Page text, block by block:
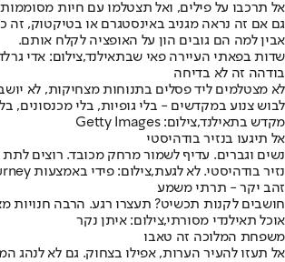
אל תרכבו על פילים, ואל תצטלמו עם חיות מסוממות
גם אם זה נראה מגניב באינסטגרם או בטיקטוק,
אבין למה הם גובים הון על האופציה לקלח אותם.
שדות בפאתי העיירה פאי שבתאילנד,צילום: אדי
בודהה זה לא בדיחה
לבוש צנוע במקדשים - בלי גופיות, בלי
מקדש בתאילנד,צילום: Getty Images
אל תיגעו בנזיר בודהיסטי
נשים וגברים. עדיף לשמור מרחק מכובד. רוצים
נזיר בודהיסטי. לא לגעת,צילום: פידי באמצעות Midjourney
זהב יקר - תרתי משמע
חושבים לקנות תכשיט? תעצרו רגע. הרבה חנויות
אוכל תאילנדי מסורתי,צילום: איתן נקר
משפחת המלוכה זה טאבו
אל תעזו להעיר הערות, אפילו בצחוק. גם לא לנהג